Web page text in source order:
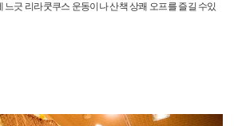
느긋 리라쿳쿠스 운동이나 산책 상쾌 오프를 즐길 수있